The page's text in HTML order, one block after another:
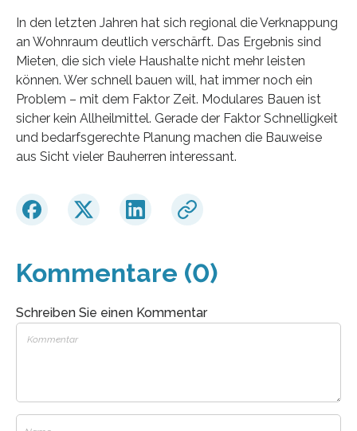
In den letzten Jahren hat sich regional die Verknappung
an Wohnraum deutlich verschärft. Das Ergebnis sind
Mieten, die sich viele Haushalte nicht mehr leisten
können. Wer schnell bauen will, hat immer noch ein
Problem – mit dem Faktor Zeit. Modulares Bauen ist
sicher kein Allheilmittel. Gerade der Faktor Schnelligkeit
und bedarfsgerechte Planung machen die Bauweise
aus Sicht vieler Bauherren interessant.
Kommentare (0)
Schreiben Sie einen Kommentar